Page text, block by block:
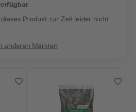
Produkt zur Zeit leider nicht
anderen Märkten